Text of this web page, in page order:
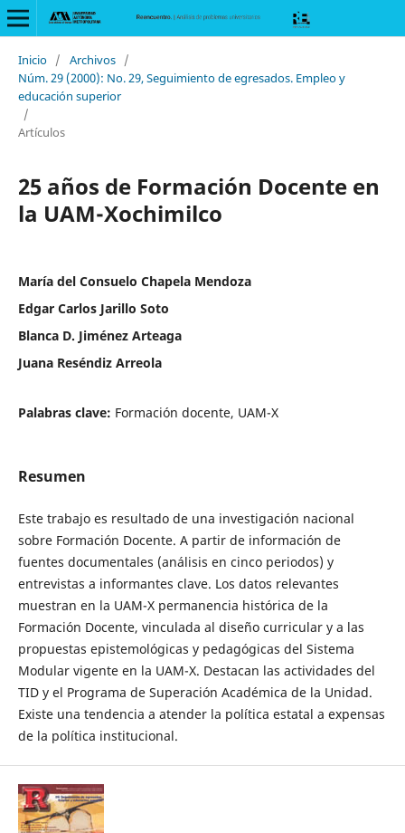
Inicio / Archivos /
Núm. 29 (2000): No. 29, Seguimiento de egresados. Empleo y
educación superior
/
Artículos
25 años de Formación Docente en
la UAM-Xochimilco
María del Consuelo Chapela Mendoza
Edgar Carlos Jarillo Soto
Blanca D. Jiménez Arteaga
Juana Reséndiz Arreola
Palabras clave: Formación docente, UAM-X
Resumen
Este trabajo es resultado de una investigación nacional
sobre Formación Docente. A partir de información de
fuentes documentales (análisis en cinco periodos) y
entrevistas a informantes clave. Los datos relevantes
muestran en la UAM-X permanencia histórica de la
Formación Docente, vinculada al diseño curricular y a las
propuestas epistemológicas y pedagógicas del Sistema
Modular vigente en la UAM-X. Destacan las actividades del
TID y el Programa de Superación Académica de la Unidad.
Existe una tendencia a atender la política estatal a expensas
de la política institucional.